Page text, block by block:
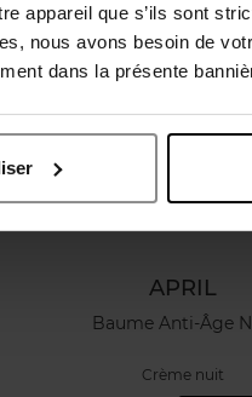
appareil que s’ils sont
nous avons besoin de
dans la présente
APRIL
Baume Anti-Âge
Crème nuit